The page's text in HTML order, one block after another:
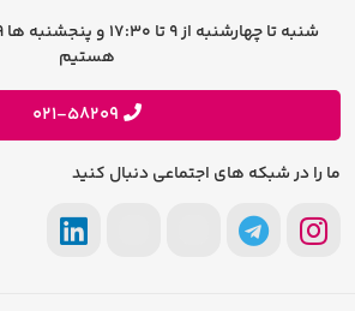
بازی‌های متنوعی که هم اکنون
وجود دارند، در طول
از پرفروش‌ترین بازی‌های
Gran Turismo،Final Fantasy VII،
نخستین کنترلی است که توسط
شرایط و قوانین
فرصت های شغلی
پیشنهادات و انتقادات
هستیم
021-58209
ما را در شبکه های اجتماعی دنبال کنید